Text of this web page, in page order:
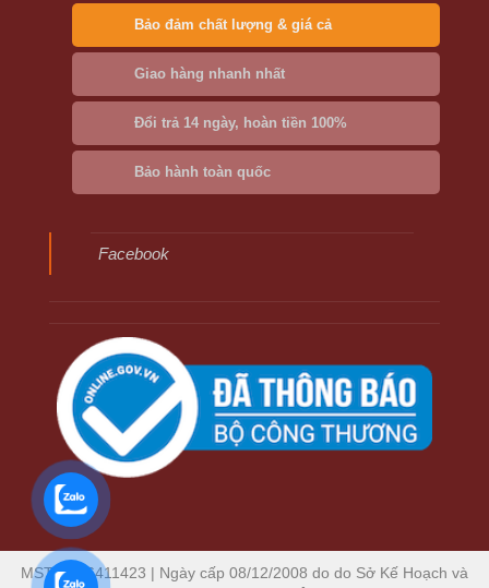
Bảo đảm chất lượng & giá cả
Giao hàng nhanh nhất
Đổi trả 14 ngày, hoàn tiền 100%
Bảo hành toàn quốc
Facebook
MST: 0306411423 | Ngày cấp 08/12/2008 do do Sở Kế Hoạch và